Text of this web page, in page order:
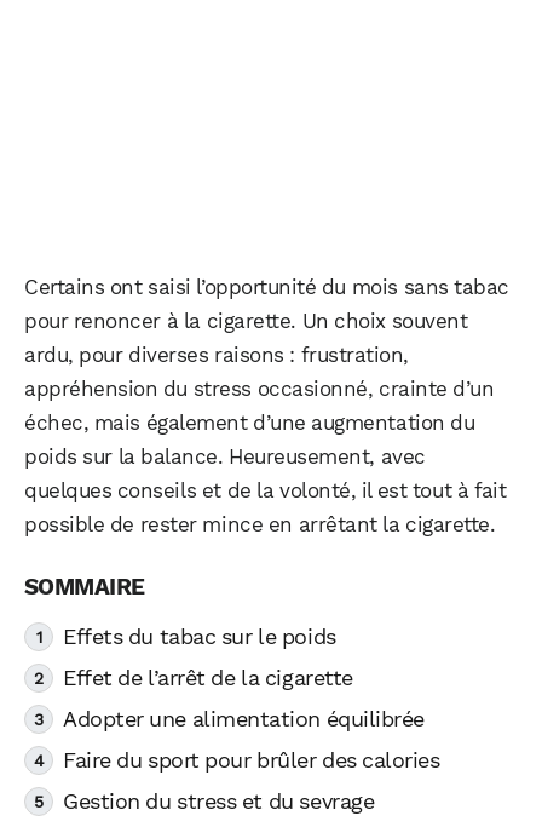
Certains ont saisi l’opportunité du mois sans tabac
pour renoncer à la cigarette. Un choix souvent
ardu, pour diverses raisons : frustration,
appréhension du stress occasionné, crainte d’un
échec, mais également d’une augmentation du
poids sur la balance. Heureusement, avec
quelques conseils et de la volonté, il est tout à fait
possible de rester mince en arrêtant la cigarette.
Effets du tabac sur le poids
Effet de l’arrêt de la cigarette
Adopter une alimentation équilibrée
Faire du sport pour brûler des calories
Gestion du stress et du sevrage